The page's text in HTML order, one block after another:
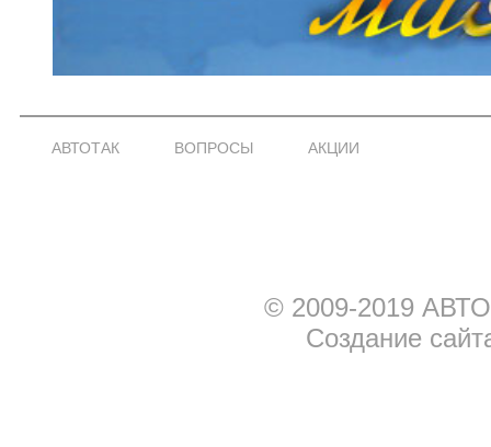
АВТОТАК ВОПРОСЫ АКЦИИ
© 2009-2019
Создание